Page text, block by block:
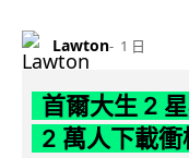
Lawton 1 日
首爾大生 2
2 萬人下載衝